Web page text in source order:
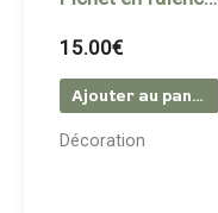
15.00€
Ajouter au panier
Décoration